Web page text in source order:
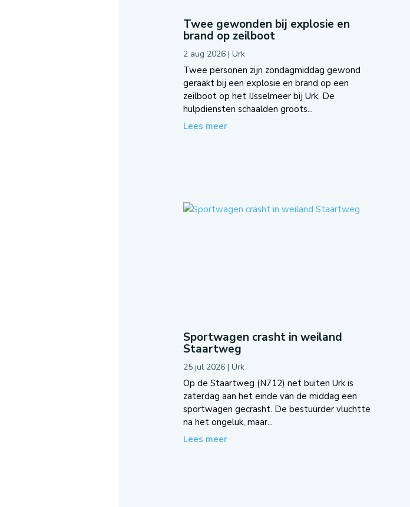
Twee gewonden bij explosie en
brand op zeilboot
2 aug 2026| Urk
Twee personen zijn zondagmiddag gewond
geraakt bij een explosie en brand op een
zeilboot op het IJsselmeer bij Urk. De
hulpdiensten schaalden groots...
Lees meer
Sportwagen crasht in weiland
Staartweg
25 jul 2026| Urk
Op de Staartweg (N712) net buiten Urk is
zaterdag aan het einde van de middag een
sportwagen gecrasht. De bestuurder vluchtte
na het ongeluk, maar...
Lees meer